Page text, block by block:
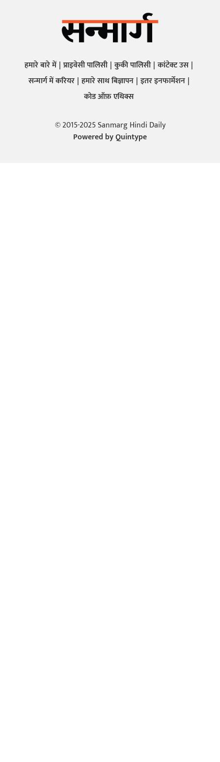
हमारे बारे में प्राइवेसी पालिसी कुकी पालिसी कांटेक्ट उस
सन्मार्ग में करियर हमारे साथ बिज्ञापन इतर इनफार्मेशन
कोड ऑफ़ एथिक्स
© 2015-2025 Sanmarg Hindi Daily
Powered byQuintype